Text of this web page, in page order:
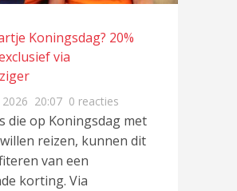
Koningsdag? 20%
via
20:07 0 reacties
die op Koningsdag met
reizen, kunnen dit
van een
korting. Via